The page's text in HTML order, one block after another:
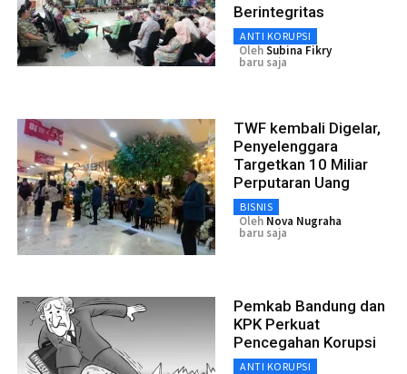
Berintegritas
ANTI KORUPSI
OlehSubina Fikry
baru saja
TWF kembali Digelar,
Penyelenggara
Targetkan 10 Miliar
Perputaran Uang
BISNIS
Oleh Nova Nugraha
baru saja
Pemkab Bandung dan
KPK Perkuat
Pencegahan Korupsi
ANTI KORUPSI